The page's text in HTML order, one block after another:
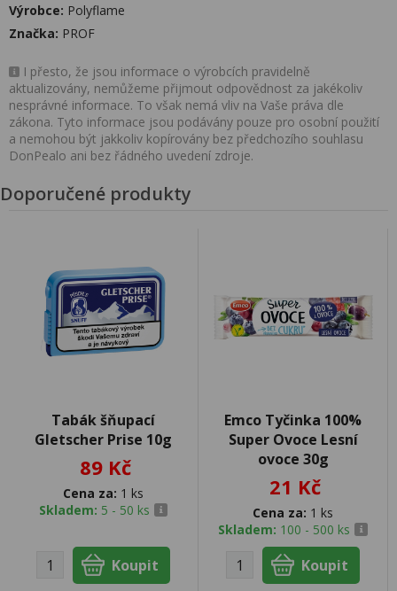
Výrobce: Polyflame
Značka: PROF
I přesto, že jsou informace o výrobcích pravidelně
aktualizovány, nemůžeme přijmout odpovědnost za jakékoliv
nesprávné informace. To však nemá vliv na Vaše práva dle
zákona. Tyto informace jsou podávány pouze pro osobní použití
a nemohou být jakkoliv kopírovány bez předchozího souhlasu
DonPealo ani bez řádného uvedení zdroje.
Doporučené produkty
Tabák šňupací
Gletscher Prise 10g
89 Kč
Cena za: 1 ks
Skladem: 5 - 50 ks
Emco Tyčinka 100%
Super Ovoce Lesní
ovoce 30g
21 Kč
Cena za: 1 ks
Skladem: 100 - 500 ks